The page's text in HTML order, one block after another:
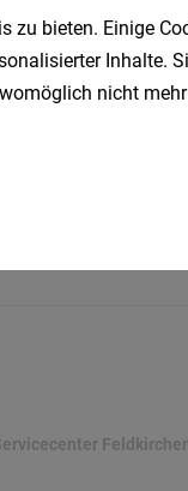
Support (w/
| Praktikum
bieten. Einige
Inhalte.
nicht